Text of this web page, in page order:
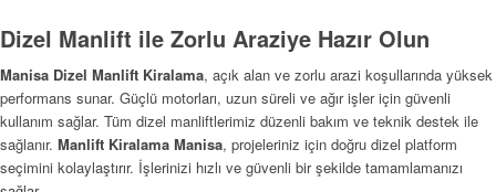
Dizel Manlift ile Zorlu Araziye Hazır Olun
Manisa Dizel Manlift Kiralama, açık alan ve zorlu arazi koşullarında yüksek
performans sunar. Güçlü motorları, uzun süreli ve ağır işler için güvenli
kullanım sağlar. Tüm dizel manliftlerimiz düzenli bakım ve teknik destek ile
sağlanır. Manlift Kiralama Manisa, projeleriniz için doğru dizel platform
seçimini kolaylaştırır. İşlerinizi hızlı ve güvenli bir şekilde tamamlamanızı